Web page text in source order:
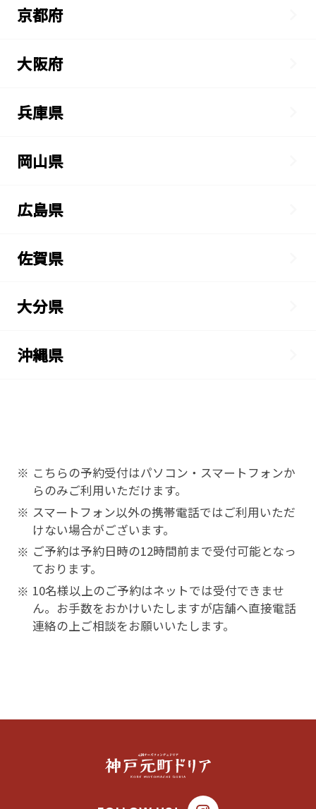
京都府
大阪府
兵庫県
岡山県
広島県
佐賀県
大分県
沖縄県
※ こちらの予約受付はパソコン・スマートフォンか
らのみご利用いただけます。
※ スマートフォン以外の携帯電話ではご利用いただ
けない場合がございます。
※ ご予約は予約日時の12時間前まで受付可能となっ
ております。
※ 10名様以上のご予約はネットでは受付できませ
ん。お手数をおかけいたしますが店舗へ直接電話
連絡の上ご相談をお願いいたします。